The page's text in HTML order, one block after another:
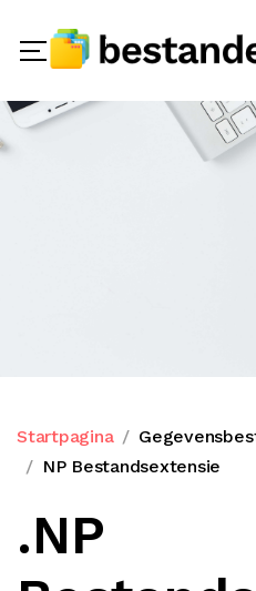
Startpagina
NP Bestandsextensie
.NP